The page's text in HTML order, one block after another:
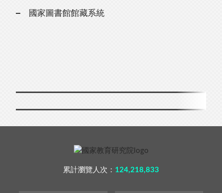
國家圖書館館藏系統
累計瀏覽人次： 124,218,833